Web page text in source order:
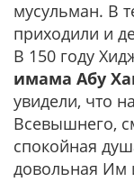
мусульман. В
приходили и
В 150 году
имама Абу
увидели, что
Всевышнего,
спокойная
довольная Им